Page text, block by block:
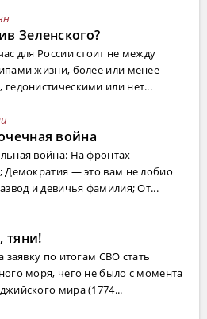
Зеленского?
для России стоит не между
жизни, более или менее
или нет...
война
война: На фронтах
Демократия — это вам не лобио
и девичья фамилия; От...
тяни!
заявку по итогам СВО стать
моря, чего не было с момента
мира (1774...